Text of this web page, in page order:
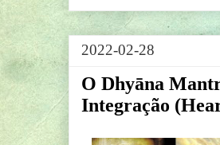
2022-02-28
O Dhyāna
Integração